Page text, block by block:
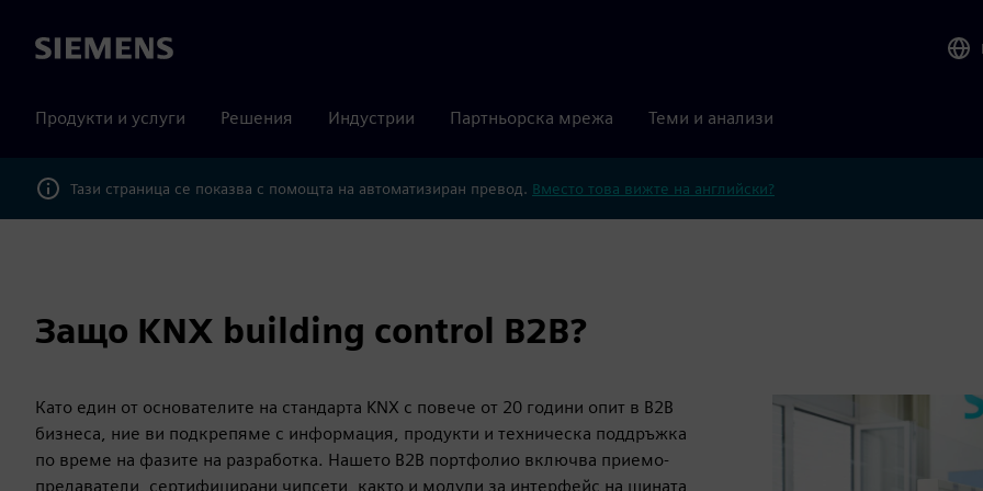
Siemens
Продукти и услуги Решения Индустрии Партньорска мрежа Теми и анализи
Тази страница се показва с помощта на автоматизиран превод. Вместо това вижте на английски?
Защо KNX building control B2B?
Като един от основателите на стандарта KNX с повече от 20 години опит в B2B
бизнеса, ние ви подкрепяме с информация, продукти и техническа поддръжка
по време на фазите на разработка. Нашето B2B портфолио включва приемо-
предаватели, сертифицирани чипсети, както и модули за интерфейс на шината,